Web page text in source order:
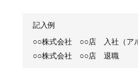
記入例
○○株式会社 ○○店 入社（アル
○○株式会社 ○○店 退職